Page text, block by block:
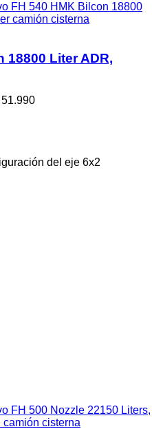
FH 540 HMK Bilcon 18800
camión cisterna
18800 Liter ADR,
del eje 6x2
FH 500 Nozzle 22150 Liters,
camión cisterna